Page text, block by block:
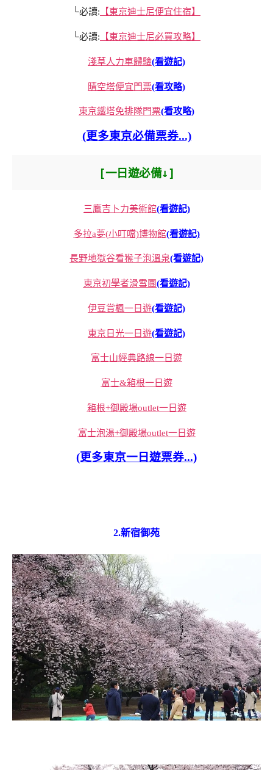
└必讀: 【東京迪士尼便宜住宿】
└必讀: 【東京迪士尼必買攻略】
淺草人力車體驗(看遊記)
晴空塔便宜門票(看攻略)
東京鐵塔免排隊門票(看攻略)
(更多東京必備票券...)
[一日遊必備↓]
三鷹吉卜力美術館(看遊記)
多拉a夢(小叮噹)博物館(看遊記)
長野地獄谷看猴子泡溫泉(看遊記)
東京初學者滑雪團(看遊記)
伊豆賞楓一日遊(看遊記)
東京日光一日遊(看遊記)
富士山經典路線一日遊
富士&箱根一日遊
箱根+御殿場outlet一日遊
富士泡湯+御殿場outlet一日遊
(更多東京一日遊票券...)
2.新宿御苑